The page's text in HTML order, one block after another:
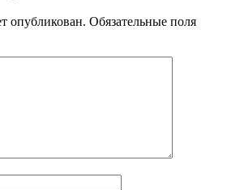
опубликован. Обязательные поля